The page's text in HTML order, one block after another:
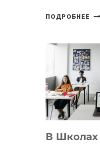
ПОДРОБНЕЕ
—
В Школах